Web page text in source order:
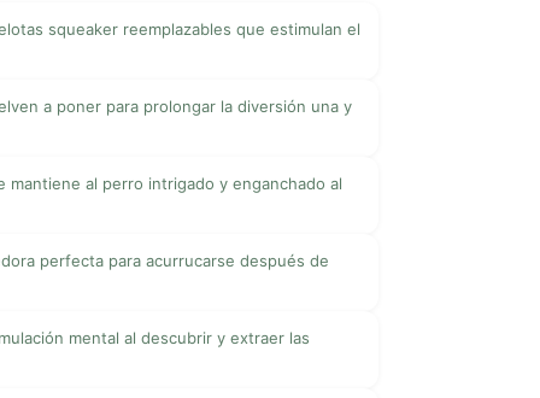
squeaker reemplazables que estimulan el
a poner para prolongar la diversión una y
mantiene al perro intrigado y enganchado al
perfecta para acurrucarse después de
mental al descubrir y extraer las